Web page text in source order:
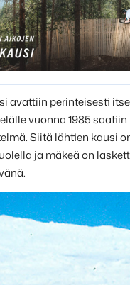
avattiin perinteisesti
vuonna 1985 saatiin
Siitä lähtien kausi
ja mäkeä on